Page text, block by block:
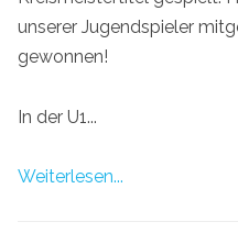
unserer Jugendspieler
gewonnen!
In der U1...
Weiterlesen...